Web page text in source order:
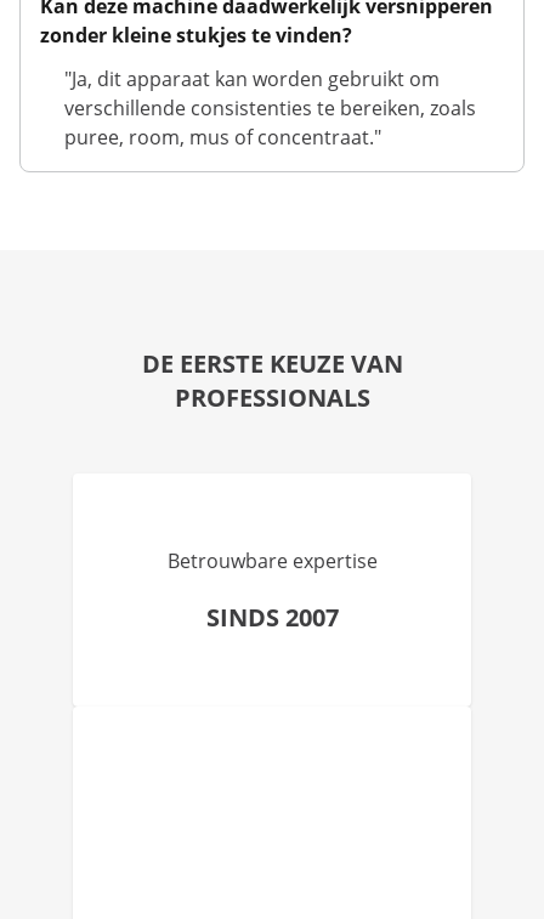
Kan deze machine daadwerkelijk versnipperen
zonder kleine stukjes te vinden?
"Ja, dit apparaat kan worden gebruikt om
verschillende consistenties te bereiken, zoals
puree, room, mus of concentraat."
DE EERSTE KEUZE VAN
PROFESSIONALS
Betrouwbare expertise
SINDS 2007